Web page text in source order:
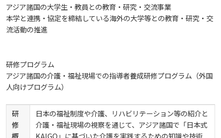
カリキュラム・ポリシー（2020～2022年度入学
生）
療・総合リハ・医療福祉・医療経営・看護）
カリキュラム・ポリシー（2016～2019年度心理・
薬・医療栄養）
カリキュラム・ポリシー（2015年度以前入学生）
ディプロマ・ポリシー（2020～2023年度入学生）
ディプロマ・ポリシー（2016～2019年度入学生）
ディプロマ・ポリシー（2015年度以前入学生）
大学院ディプロマ・ポリシー（2021～2023年度入
学園からのメッセージ
大学章と大学旗
大学歌
財務・事業計画等について
自己点検・評価
薬学部薬学科の自己点検・評価について
告書
学生寮・学生研修棟
東広島キャンパス
基盤教育センター
基盤教育センターでの教育活動・概要
講座のご案内
専門職連携教育センター
広国IPEとは
情報メディアラーニングセンター
資格取得奨励金制度
安全保障貿易管理
連携・協定について
研究情報の公開について（オプトアウト）
子ども向け体験講座
ボランティア活動
広島国際大学Town＆Gownoffice東広島
健幸ステーション
広国市民大学
海外研修
海外専門研修
外国人留学生 Language
アジア諸国の大学生・教員との教育・研究・交流事業
本学と連携・協定を締結している海外の大学等との教育・研究・交
流活動の推進
研修プログラム
アジア諸国の介護・福祉現場での指導者養成研修プログラム（外国
人向けプログラム）
研
修
概
日本の福祉制度や介護、リハビリテーション等の紹介と
介護・福祉現場の視察を通じて、アジア諸国で「日本式
KAIGO」に基づいた介護を実践するための知識や技術